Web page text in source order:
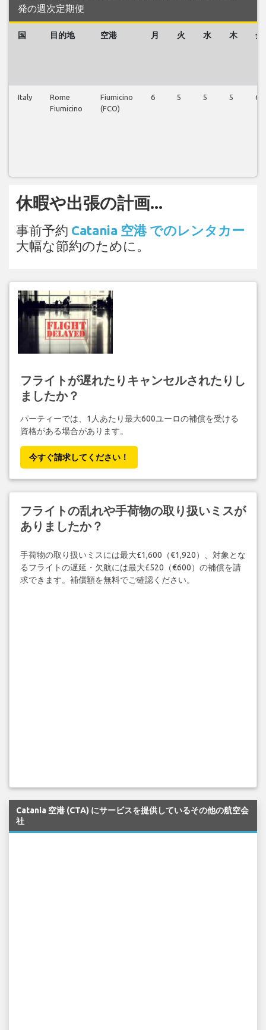
発の週次定期便
国 目的地 空港 月 火 水 木 金
Italy
Rome
Fiumicino
Fiumicino
(FCO)
6 5 5 5 6
休暇や出張の計画...
事前予約 Catania 空港 でのレンタカー
大幅な節約のために。
フライトが遅れたりキャンセルされたりし
ましたか？
パーティーでは、1人あたり最大600ユーロの補償を受ける
資格がある場合があります。
今すぐ請求してください！
フライトの乱れや手荷物の取り扱いミスが
ありましたか？
手荷物の取り扱いミスには最大£1,600（€1,920）、対象とな
るフライトの遅延・欠航には最大£520（€600）の補償を請
求できます。補償額を無料でご確認ください。
Catania 空港 (CTA) にサービスを提供しているその他の航空会
社